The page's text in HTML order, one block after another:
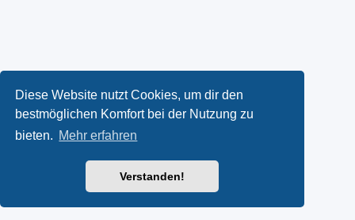
Diese Website nutzt Cookies, um dir den
bestmöglichen Komfort bei der Nutzung zu
bieten. Mehr erfahren
Verstanden!